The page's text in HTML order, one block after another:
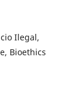
Ilegal,
Bioethics